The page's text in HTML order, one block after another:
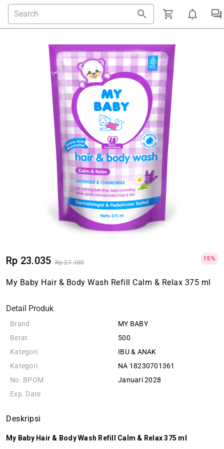
Rp 23.035 Rp 27.100
15%
My Baby Hair & Body Wash Refill Calm & Relax 375 ml
Detail Produk
Brand
Berat
Kategori
Kategori
No. BPOM
Exp. Date
MY BABY
500
IBU & ANAK
NA 18230701361
Januari 2028
Deskripsi
My Baby Hair & Body Wash Refill Calm & Relax 375 ml